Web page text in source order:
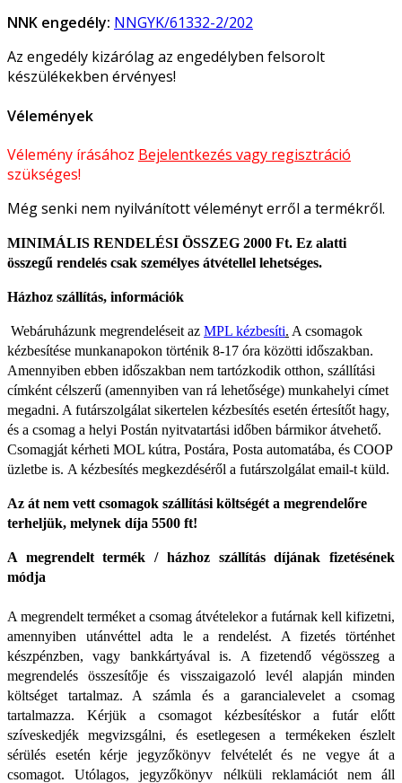
NNK engedély: NNGYK/61332-2/202
Az engedély kizárólag az engedélyben felsorolt
készülékekben érvényes!
Vélemények
Vélemény írásához Bejelentkezés vagy regisztráció
szükséges!
Még senki nem nyilvánított véleményt erről a termékről.
MINIMÁLIS RENDELÉSI ÖSSZEG 2000 Ft. Ez alatti
összegű rendelés csak személyes átvétellel lehetséges.
Házhoz szállítás, információk
Webáruházunk megrendeléseit az MPL kézbesíti. A csomagok
kézbesítése munkanapokon történik 8-17 óra közötti időszakban.
Amennyiben ebben időszakban nem tartózkodik otthon, szállítási
címként célszerű (amennyiben van rá lehetősége) munkahelyi címet
megadni. A futárszolgálat sikertelen kézbesítés esetén értesítőt hagy,
és a csomag a helyi Postán nyitvatartási időben bármikor átvehető.
Csomagját kérheti MOL kútra, Postára, Posta automatába, és COOP
üzletbe is. A kézbesítés megkezdéséről a futárszolgálat email-t küld.
Az át nem vett csomagok szállítási költségét a megrendelőre
terheljük, melynek díja 5500 ft!
A megrendelt termék / házhoz szállítás díjának fizetésének
módja
A megrendelt terméket a csomag átvételekor a futárnak kell kifizetni,
amennyiben utánvéttel adta le a rendelést. A fizetés történhet
készpénzben, vagy bankkártyával is. A fizetendő végösszeg a
megrendelés összesítője és visszaigazoló levél alapján minden
költséget tartalmaz. A számla és a garancialevelet a csomag
tartalmazza. Kérjük a csomagot kézbesítéskor a futár előtt
szíveskedjék megvizsgálni, és esetlegesen a termékeken észlelt
sérülés esetén kérje jegyzőkönyv felvételét és ne vegye át a
csomagot. Utólagos, jegyzőkönyv nélküli reklamációt nem áll